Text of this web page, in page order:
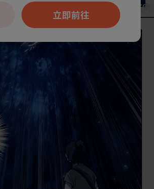
立即前往